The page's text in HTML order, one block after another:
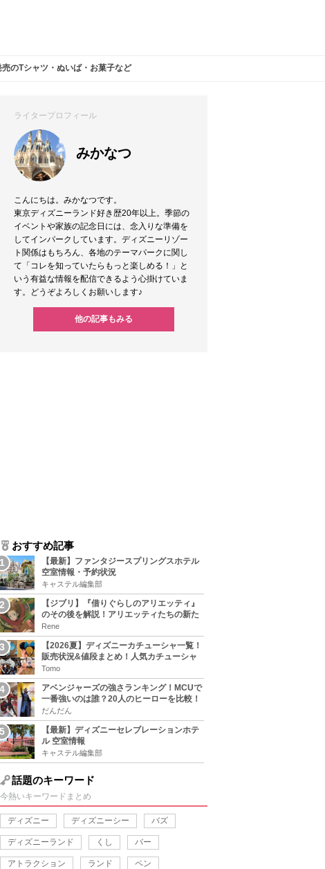
のTシャツ・ぬいば・お菓子など
ライタープロフィール
みかなつ
こんにちは。みかなつです。
東京ディズニーランド好き歴20年以上。季節の
イベントや家族の記念日には、念入りな準備を
してインパークしています。ディズニーリゾー
ト関係はもちろん、各地のテーマパークに関し
て「コレを知っていたらもっと楽しめる！」と
いう有益な情報を配信できるよう心掛けていま
す。どうぞよろしくお願いします♪
他の記事もみる
おすすめ記事
【最新】ファンタジースプリングスホテル
空室情報・予約状況
キャステル編集部
【ジブリ】『借りぐらしのアリエッティ』
のその後を解説！アリエッティたちの新た
な住処は？翔の病気は治る？
Rene
【2026夏】ディズニーカチューシャ一覧！
販売状況&値段まとめ！人気カチューシャ
をチェック
Tomo
アベンジャーズの強さランキング！MCUで
一番強いのは誰？20人のヒーローを比較！
だんだん
【最新】ディズニーセレブレーションホテ
ル 空室情報
キャステル編集部
話題のキーワード
今熱いキーワードまとめ
ディズニー ディズニーシー バズ
ディズニーランド くし バー
アトラクション ランド ペン